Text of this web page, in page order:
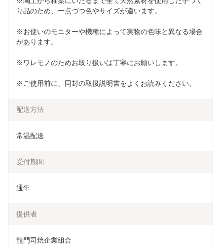
り品のため、一点づつ色やサイズが違います。
※お使いのモニターや機種によって実物の色味と異なる場合
があります。
※ワレモノのためお取り扱いは丁寧にお願いします。
※ご使用前に、同封の取扱説明書をよくお読みください。
配送方法
常温配送
受付期間
通年
提供者
龍門司焼企業組合